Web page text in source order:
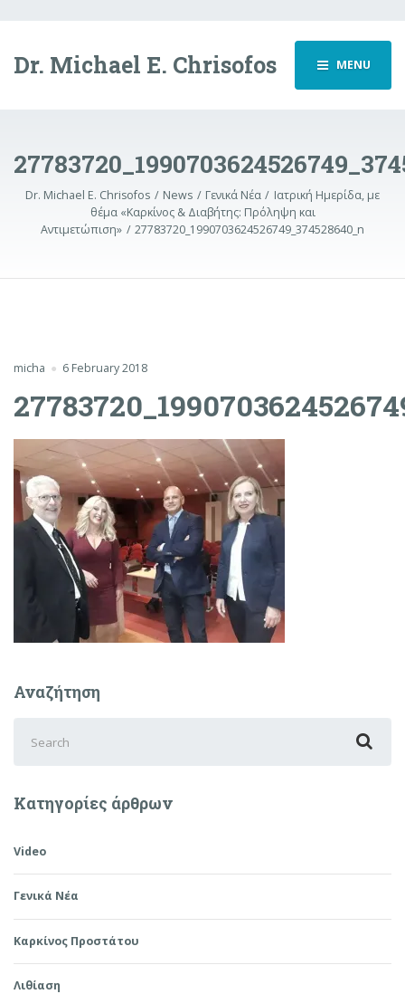
Dr. Michael E. Chrisofos MENU
Dr. Michael E. Chrisofos News Γενικά Νέα
Ιατρική Ημερίδα, με
θέμα «Καρκίνος & Διαβήτης: Πρόληψη και
Αντιμετώπιση»
27783720_1990703624526749_374528640_n
micha 6 February 2018
Αναζήτηση
for:
Κατηγορίες άρθρων
Video
Γενικά Νέα
Καρκίνος Προστάτου
Λιθίαση